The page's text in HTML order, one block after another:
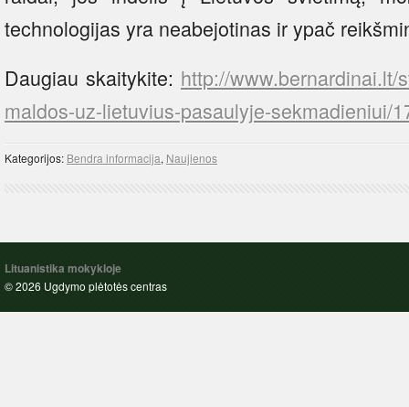
technologijas yra neabejotinas ir ypač
Daugiau skaitykite: http://www.bernardinai.lt/
maldos-uz-lietuvius-pasaulyje-sekmadieniui/
Kategorijos: Bendra informacija, Naujienos
Lituanistika mokykloje
© 2026 Ugdymo plėtotės centras